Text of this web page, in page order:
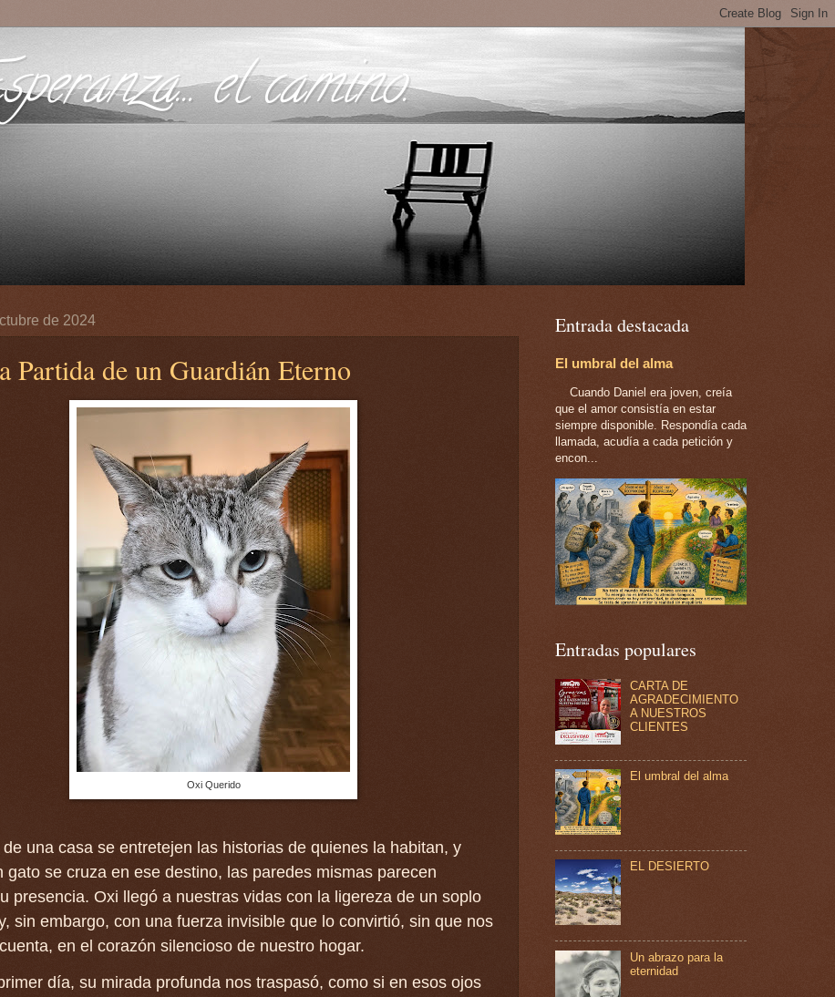
el camino.
de 2024
Partida de un Guardián Eterno
Oxi Querido
una casa se entretejen las historias de quienes la habitan, y
gato se cruza en ese destino, las paredes mismas parecen
presencia. Oxi llegó a nuestras vidas con la ligereza de un soplo
sin embargo, con una fuerza invisible que lo convirtió, sin que nos
en el corazón silencioso de nuestro hogar.
día, su mirada profunda nos traspasó, como si en esos ojos
Entrada destacada
El umbral del alma
Cuando Daniel era joven, creía
que el amor consistía en estar
siempre disponible. Respondía cada
llamada, acudía a cada petición y
encon...
Entradas populares
CARTA DE
AGRADECIMIENTO
A NUESTROS
CLIENTES
El umbral del alma
EL DESIERTO
Un abrazo para la
eternidad